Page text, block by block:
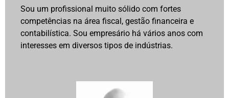
Sou um profissional muito sólido com fortes
competências na área fiscal, gestão financeira e
contabilística. Sou empresário há vários anos com
interesses em diversos tipos de indústrias.